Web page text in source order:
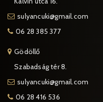
sulyancuki@gmail.com
06 28 385 377
Gödöllő
Szabadság tér 8.
sulyancuki@gmail.com
06 28 416 536